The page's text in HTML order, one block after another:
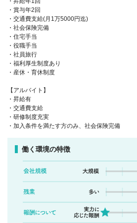
・賞与年2回
・交通費支給(月1万5000円迄)
・社会保険完備
・住宅手当
・役職手当
・社員旅行
・福利厚生制度あり
・産休・育休制度
【アルバイト】
・昇給有
・交通費支給
・研修制度充実
・加入条件を満たす方のみ、社会保険完備
働く環境の特徴